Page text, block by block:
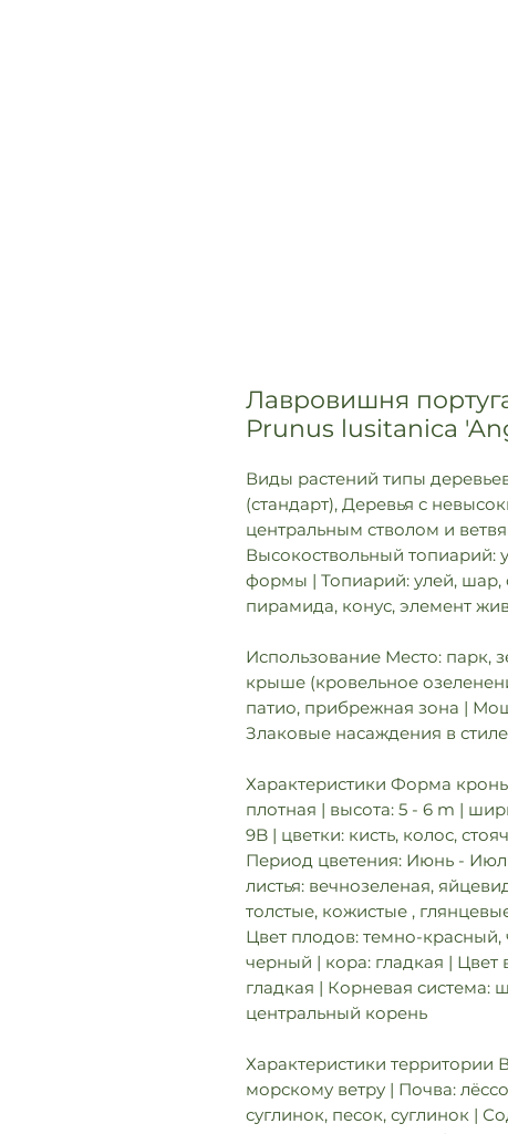
Лавровишня
Prunus lusitanica
Виды растений типы
(стандарт), Деревья с
центральным стволом и
Высокоствольный топиарий:
формы | Топиарий: улей, шар,
пирамида, конус, элемент
Использование Место: парк,
крыше (кровельное
патио, прибрежная зона |
Злаковые насаждения в
Характеристики Форма
плотная | высота: 5 - 6 m |
9B | цветки: кисть, колос,
Период цветения: Июнь -
листья: вечнозеленая,
толстые, кожистые ,
Цвет плодов: темно-
черный | кора: гладкая | Цвет
гладкая | Корневая система:
центральный корень
Характеристики территории
морскому ветру | Почва:
суглинок, песок, суглинок |